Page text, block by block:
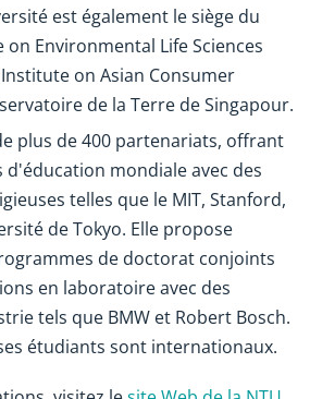
est également le siège du
on Environmental Life Sciences
on Asian Consumer
de la Terre de Singapour.
plus de 400 partenariats, offrant
mondiale avec des
telles que le MIT, Stanford,
de Tokyo. Elle propose
de doctorat conjoints
en laboratoire avec des
tels que BMW et Robert Bosch.
étudiants sont internationaux.